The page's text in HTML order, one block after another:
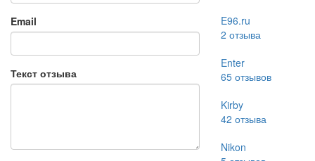
Email
Текст отзыва
E96.ru
2 отзыва
Enter
65отзывов
Kirby
42 отзыва
Nikon